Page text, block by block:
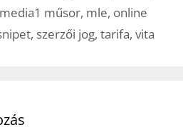
media1 műsor, mle, online
, szerzői jog, tarifa, vita